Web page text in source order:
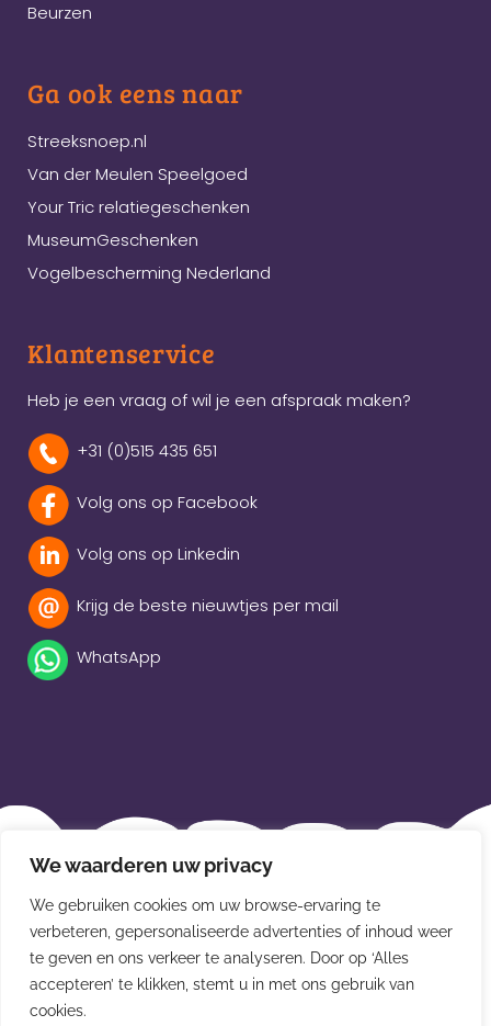
We waarderen uw privacy
We gebruiken cookies om uw browse-ervaring te
verbeteren, gepersonaliseerde advertenties of inhoud weer
te geven en ons verkeer te analyseren. Door op ‘Alles
accepteren’ te klikken, stemt u in met ons gebruik van
cookies.
Beurzen
Ga ook eens naar
Streeksnoep.nl
Van der Meulen Speelgoed
Your Tric relatiegeschenken
MuseumGeschenken
Vogelbescherming Nederland
Klantenservice
Heb je een vraag of wil je een afspraak maken?
+31 (0)515 435 651
Volg ons op Facebook
Volg ons op Linkedin
Krijg de beste nieuwtjes per mail
WhatsApp
Beleidsverklaring
Privacybeleid
Disclaimer
Leveringsvoorwaarden
© Van der Meulen Souvenirs en kaarten 2026